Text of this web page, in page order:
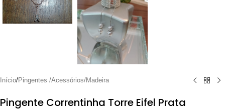
Início/Pingentes /Acessórios/Madeira
Pingente Correntinha Torre Eifel Prata